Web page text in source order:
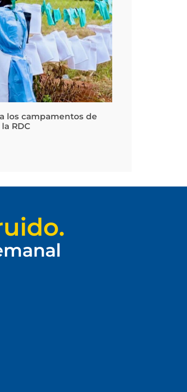
los campamentos de
RDC